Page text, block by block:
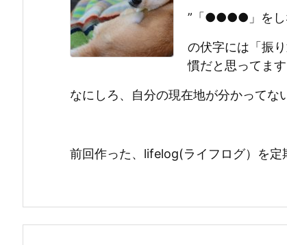
”「●●●●」をし
の伏字には「振
慣だと思ってます
なにしろ、自分の現在地が分かってな
前回作った、lifelog(ライフログ）を